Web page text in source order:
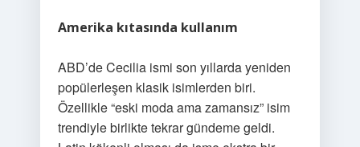
Amerika kıtasında kullanım
ABD’de Cecilia ismi son yıllarda yeniden
popülerleşen klasik isimlerden biri.
Özellikle “eski moda ama zamansız” isim
trendiyle birlikte tekrar gündeme geldi.